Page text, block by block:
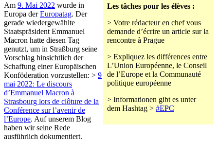
Les tâches pour les élèves :
> Votre rédacteur en chef vous
demande d’écrire un article sur la
rencontre à Prague
> Expliquez les différences entre
L’Union Européenne, le Conseil
de l’Europe et la Communauté
politique européenne
> Informationen gibt es unter
dem Hashtag > #EPC
Am 9. Mai 2022 wurde in
Europa derEuropatag. Der
gerade wiedergewählte
Staatspräsident Emmanuel
Macron hatte diesen Tag
genutzt, um in Straßburg seine
Vorschlag hinsichtlich der
Schaffung einer Europäischen
Konföderation vorzustellen: > 9
mai 2022: Le discours
d’Emmanuel Macron à
Strasbourg lors de clôture de la
Conférence sur l’avenir de
l’Europe. Auf unserem Blog
haben wir seine Rede
ausführlich dokumentiert.